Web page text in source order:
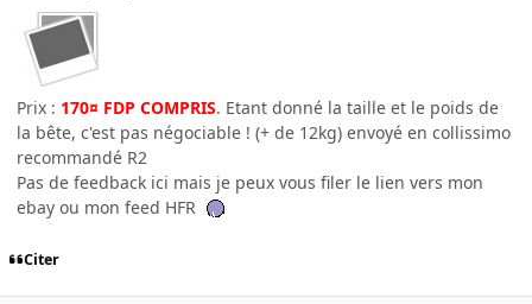
Prix : 170¤ FDP COMPRIS. Etant donné la taille et le poids de
la bête, c'est pas négociable ! (+ de 12kg) envoyé en collissimo
recommandé R2
Pas de feedback ici mais je peux vous filer le lien vers mon
ebay ou mon feed HFR
Citer